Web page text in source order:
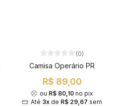
(0)
Camisa Operário PR
R$ 89,00
ou R$ 80,10 no pix
Até 3x de R$ 29,67 sem